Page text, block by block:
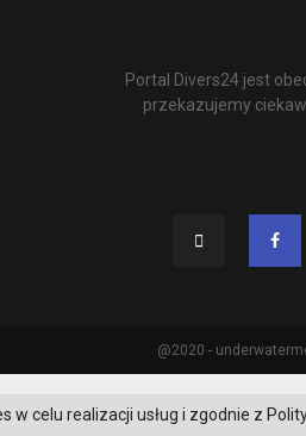
Portal Divers24 jest
przekazujemy
@2020 -
w celu realizacji usług i zgodnie z